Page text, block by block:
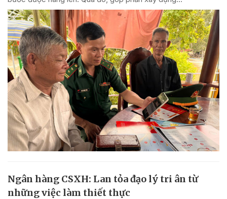
Ngân hàng CSXH: Lan tỏa đạo lý tri ân từ
những việc làm thiết thực